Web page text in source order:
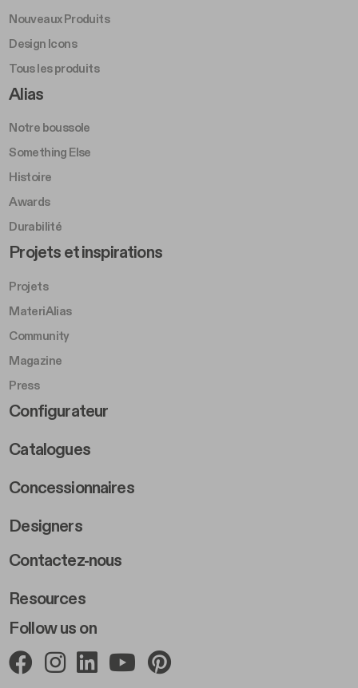
Nouveaux Produits
Design Icons
Tous les produits
Footer Right A
Alias
Notre boussole
Something Else
Histoire
Awards
Durabilité
Follow us on
Footer Left Middle B
Projets et inspirations
Projets
MateriAlias
Community
Magazine
Press
Footer Right Middle B
Configurateur
Catalogues
Concessionnaires
Designers
Footer Right 2
Contactez-nous
Resources